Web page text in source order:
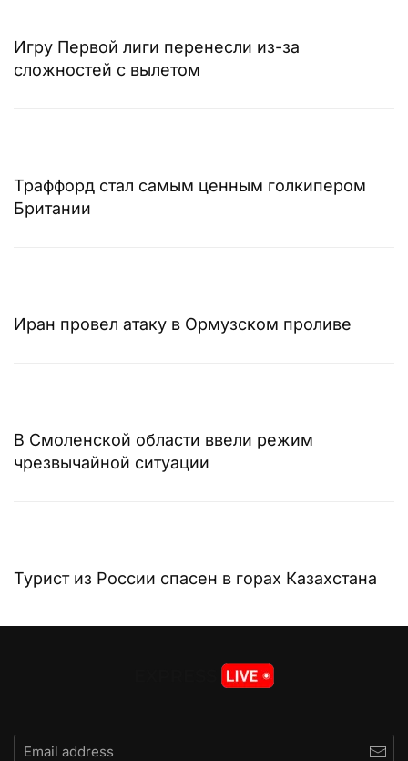
Игру Первой лиги перенесли из-за
сложностей с вылетом
Траффорд стал самым ценным голкипером
Британии
Иран провел атаку в Ормузском проливе
В Смоленской области ввели режим
чрезвычайной ситуации
Турист из России спасен в горах Казахстана